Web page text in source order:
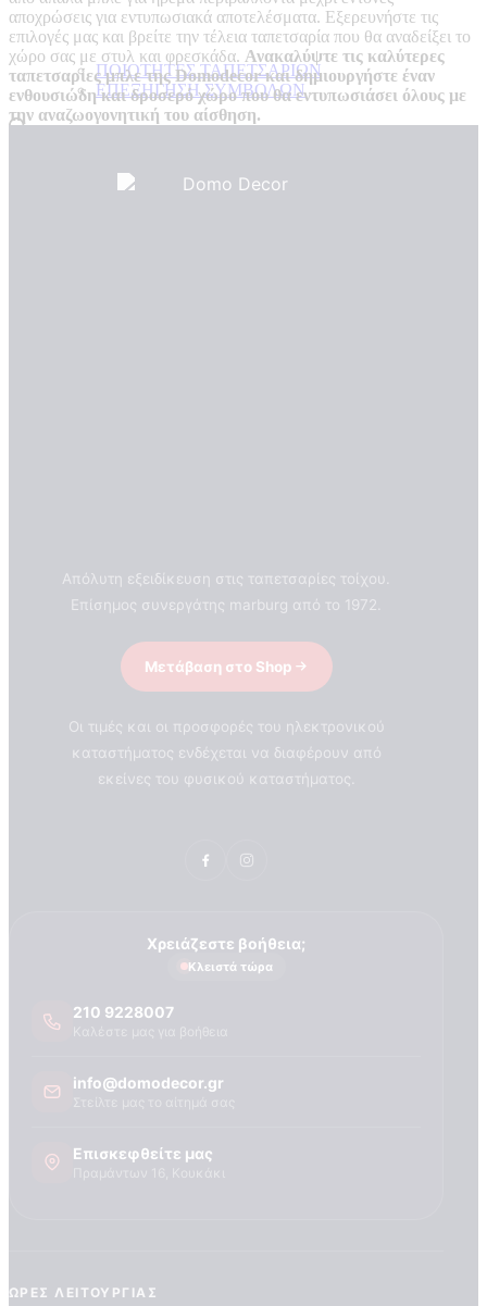
ΠΟΙΟΤΗΤΕΣ ΤΑΠΕΤΣΑΡΙΩΝ
ΕΠΕΞΗΓΗΣΗ ΣΥΜΒΟΛΩΝ
αποχρώσεις για εντυπωσιακά αποτελέσματα. Εξερευνήστε τις
επιλογές μας και βρείτε την τέλεια ταπετσαρία που θα αναδείξει το
χώρο σας με στυλ και φρεσκάδα. Ανακαλύψτε τις καλύτερες
ταπετσαρίες μπλε της Domodecor και δημιουργήστε έναν
ενθουσιώδη και δροσερό χώρο που θα εντυπωσιάσει όλους με
την αναζωογονητική του αίσθηση.
Απόλυτη εξειδίκευση στις ταπετσαρίες τοίχου.
Επίσημος συνεργάτης marburg από το 1972.
Μετάβαση στο Shop
Οι τιμές και οι προσφορές του ηλεκτρονικού
καταστήματος ενδέχεται να διαφέρουν από
εκείνες του φυσικού καταστήματος.
Χρειάζεστε βοήθεια;
Κλειστά τώρα
210 9228007
info@domodecor.gr
Επισκεφθείτε μας
ΏΡΕΣ ΛΕΙΤΟΥΡΓΊΑΣ